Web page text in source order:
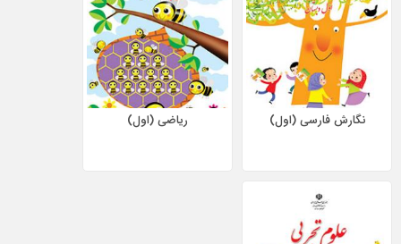
نگارش فارسی (اول) ریاضی (اول)